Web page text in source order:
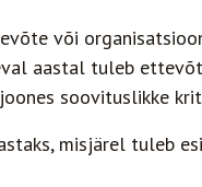
või
aastal tuleb
soovituslikke
misjärel tuleb